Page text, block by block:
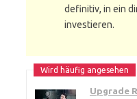
definitiv, in ein
investieren.
Upgrade